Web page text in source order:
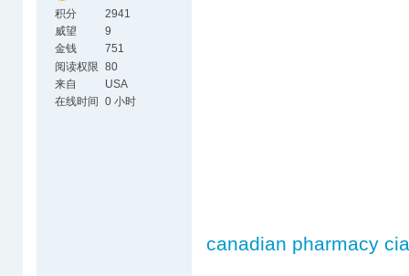
积分
2941
威望
9
金钱
751
阅读权限 80
来自
USA
在线时间
0 小时
canadian pharmacy